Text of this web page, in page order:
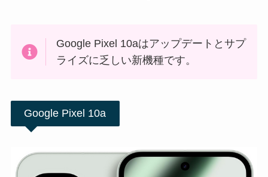
Google Pixel 10aはアップデートとサプ
ライズに乏しい新機種です。
Google Pixel 10a